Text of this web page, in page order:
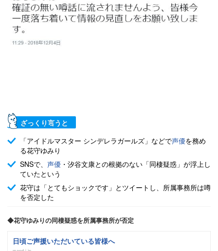
ざっくり言うと
「アイドルマスター シンデレラガールズ」などで声優を務め
る花守ゆみり
SNSで、 声優 ・汐谷文康との根拠のない「同棲疑惑」が浮上し
ていたという
花守は「とてもショックです」とツイートし、所属事務所は噂
を否定した
◆花守ゆみりの同棲疑惑を所属事務所が否定
日頃ご声援いただいている皆様へ